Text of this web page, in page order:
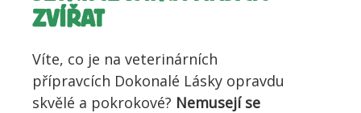
ZVÍŘAT
Víte, co je na veterinárních
přípravcích Dokonalé Lásky opravdu
skvělé a pokrokové? Nemusejí se